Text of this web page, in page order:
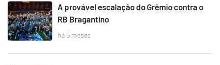
A provável escalação do Grêmio contra o
RB Bragantino
há 5 meses